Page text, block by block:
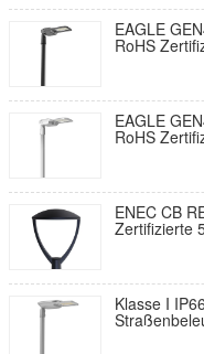
EAGLE
RoHS
195lm/W
10KV SPD
EAGLE
RoHS
195lm/W
und 10KV
ENEC CB
Zertifizierte
DALI
Klasse I
SAA